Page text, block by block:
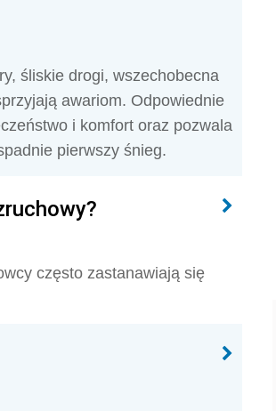
śliskie drogi, wszechobecna
awariom. Odpowiednie
i komfort oraz pozwala
pierwszy śnieg.
często zastanawiają się